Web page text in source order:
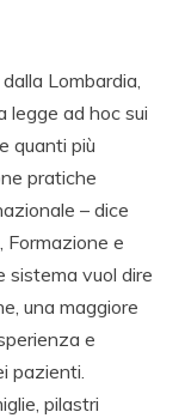
Lombardia,
legge ad hoc sui
quanti più
pratiche
– dice
Formazione e
sistema vuol dire
una maggiore
e
pazienti.
pilastri